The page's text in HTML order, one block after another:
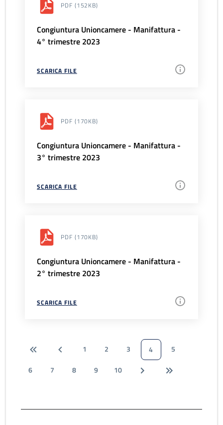
PDF (152KB)
Congiuntura Unioncamere - Manifattura -
4° trimestre 2023
SCARICA FILE
PDF (170KB)
Congiuntura Unioncamere - Manifattura -
3° trimestre 2023
SCARICA FILE
PDF (170KB)
Congiuntura Unioncamere - Manifattura -
2° trimestre 2023
SCARICA FILE
1 2 3 4
5
6
7 8 9 10